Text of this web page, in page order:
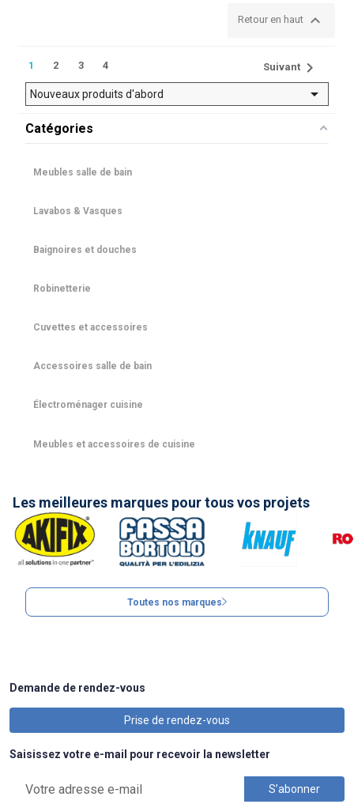
Catégories
Meubles salle de bain
Lavabos & Vasques
Baignoires et douches
Robinetterie
Cuvettes et accessoires
Accessoires salle de bain
Électroménager cuisine
Meubles et accessoires de cuisine
Retour en haut 
1 2 3 4 Suivant 
Nouveaux produits d'abord 
Les meilleures marques pour tous vos projets
Toutes nos marques
Demande de rendez-vous
Prise de rendez-vous
Saisissez votre e-mail pour recevoir la newsletter